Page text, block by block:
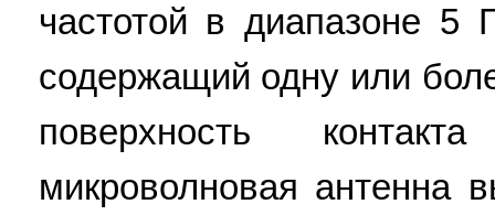
частотой в диапазоне 5
содержащий одну или
поверхность
микроволновая антенна